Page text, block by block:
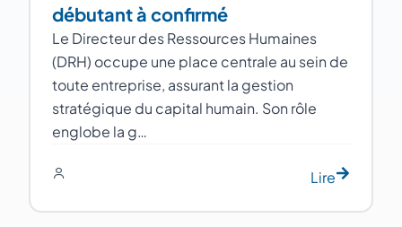
débutant à confirmé
Le Directeur des Ressources Humaines
(DRH) occupe une place centrale au sein de
toute entreprise, assurant la gestion
stratégique du capital humain. Son rôle
englobe la g…
Lire